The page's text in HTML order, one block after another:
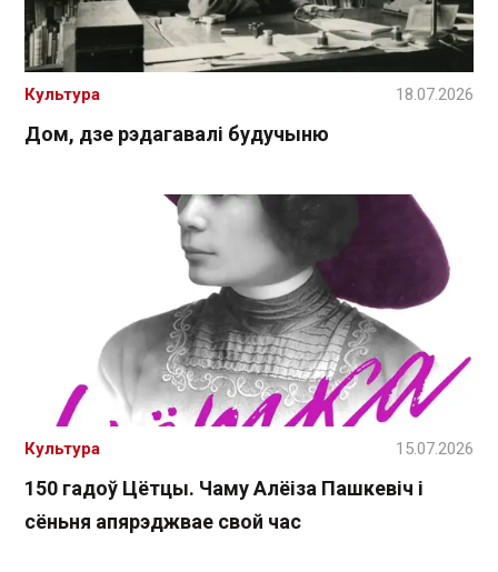
Дом, дзе рэдагавалі будучыню
Культура 18.07.2026
150 гадоў Цётцы. Чаму Алёіза Пашкевіч і
сёньня апярэджвае свой час
Культура 15.07.2026